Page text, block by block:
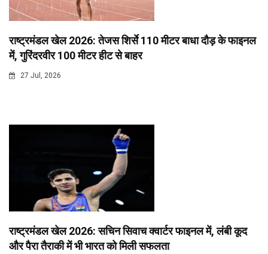
राष्ट्रमंडल खेल 2026: तेजस शिर्से 110 मीटर बाधा दौड़ के फाइनल
में, गुरिंदरवीर 100 मीटर हीट से बाहर
27 Jul, 2026
राष्ट्रमंडल खेल 2026: सचिन सिवाच क्वार्टर फाइनल में, लंबी कूद
और पैरा तैराकी में भी भारत को मिली सफलता